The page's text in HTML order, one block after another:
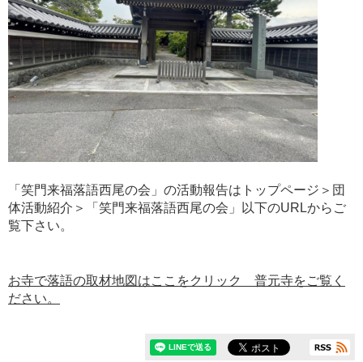
「笑門来福落語西尾の会」の活動報告はトップページ＞団
体活動紹介＞「笑門来福落語西尾の会」以下のURLからご
覧下さい。
お寺で落語の取材地図はここをクリック 普元寺をご覧く
ださい。